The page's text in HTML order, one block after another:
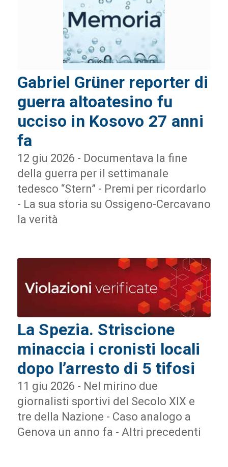
Gabriel Grüner reporter di
guerra altoatesino fu
ucciso in Kosovo 27 anni
fa
12 giu 2026 - Documentava la fine
della guerra per il settimanale
tedesco “Stern” - Premi per ricordarlo
- La sua storia su Ossigeno-Cercavano
la verità
La Spezia. Striscione
minaccia i cronisti locali
dopo l’arresto di 5 tifosi
11 giu 2026 - Nel mirino due
giornalisti sportivi del Secolo XIX e
tre della Nazione - Caso analogo a
Genova un anno fa - Altri precedenti